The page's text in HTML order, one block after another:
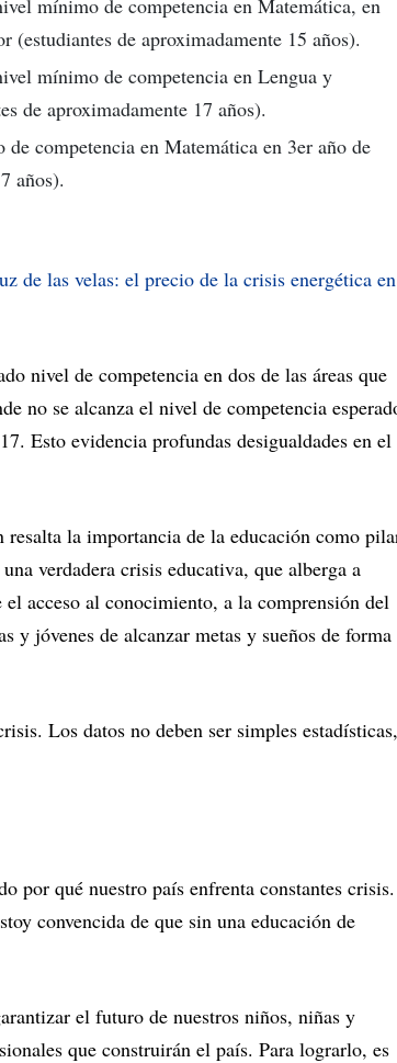
mínimo de competencia en Matemática, en
(estudiantes de aproximadamente 15 años).
mínimo de competencia en Lengua y
de aproximadamente 17 años).
competencia en Matemática en 3er año de
años).
de las velas: el precio de la crisis energética en
nivel de competencia en dos de las áreas que
no se alcanza el nivel de competencia
Esto evidencia profundas desigualdades en el
la importancia de la educación como
verdadera crisis educativa, que alberga a
acceso al conocimiento, a la comprensión del
y jóvenes de alcanzar metas y sueños de forma
Los datos no deben ser simples estadísticas,
por qué nuestro país enfrenta constantes crisis.
convencida de que sin una educación de
el futuro de nuestros niños, niñas y
que construirán el país. Para lograrlo, es